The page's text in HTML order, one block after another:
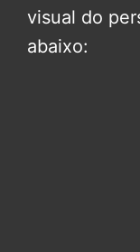
visual do
abaixo: